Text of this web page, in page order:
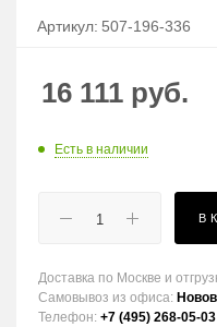
Артикул: 507-196-336
16 111 руб.
Есть в наличии
В
Доставка по Москве и
Самовывоз из офиса:
Телефон: +7 (495) 268-05-03